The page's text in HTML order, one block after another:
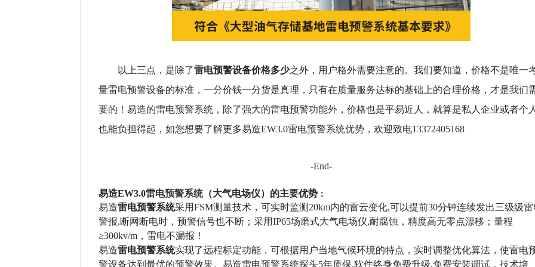
以上三点，是除了雷电预警设备价格多少之外，用户格外需要注意的。我们要知道，价格不是唯一
量雷电预警设备的标准，一分价钱一分货是真理，只有在质量服务达标的基础上的合理价格，才是我们
要的！易造的雷电预警系统，除了强大的雷电预警功能外，价格也是平易近人，就算是私人企业或者个人
也能负担得起，如您想要了解更多易造EW3.0雷电预警系统优势，欢迎致电13372405168
-End-
易造EW3.0雷电预警系统（大气电场仪） 的主要优势 ：
易造雷电预警系统采用FSM测量技术，可实时监测20km内的雷云变化,可以提前30分钟连续发出三级级雷
警报,断网断电时，预警信号也不断；采用IP65场磨式大气电场仪,耐腐蚀，精度高无零点漂移；量程
≥300kv/m，雷电不漏报！
易造雷电预警系统实现了远程标定功能，可根据用户当地气候环境的特点，实时调整优化算法，使雷电
警设备达到最优的预警效果。易造雷电预警系统探头5年质保,软件终身免费升级,免费安装调试，技术培